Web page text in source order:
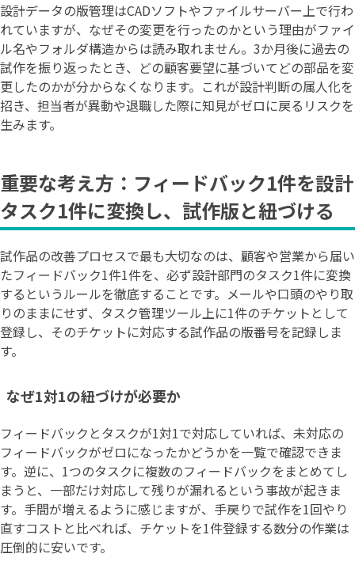
設計データの版管理はCADソフトやファイルサーバー上で行わ
れていますが、なぜその変更を行ったのかという理由がファイ
ル名やフォルダ構造からは読み取れません。3か月後に過去の
試作を振り返ったとき、どの顧客要望に基づいてどの部品を変
更したのかが分からなくなります。これが設計判断の属人化を
招き、担当者が異動や退職した際に知見がゼロに戻るリスクを
生みます。
重要な考え方：フィードバック1件を設計
タスク1件に変換し、試作版と紐づける
試作品の改善プロセスで最も大切なのは、顧客や営業から届い
たフィードバック1件1件を、必ず設計部門のタスク1件に変換
するというルールを徹底することです。メールや口頭のやり取
りのままにせず、タスク管理ツール上に1件のチケットとして
登録し、そのチケットに対応する試作品の版番号を記録しま
す。
なぜ1対1の紐づけが必要か
フィードバックとタスクが1対1で対応していれば、未対応の
フィードバックがゼロになったかどうかを一覧で確認できま
す。逆に、1つのタスクに複数のフィードバックをまとめてし
まうと、一部だけ対応して残りが漏れるという事故が起きま
す。手間が増えるように感じますが、手戻りで試作を1回やり
直すコストと比べれば、チケットを1件登録する数分の作業は
圧倒的に安いです。